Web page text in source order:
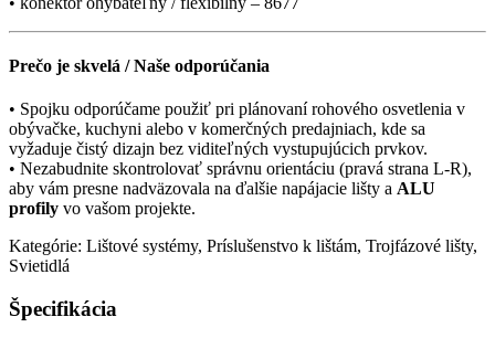
Prečo je skvelá / Naše odporúčania
• Spojku odporúčame použiť pri plánovaní rohového osvetlenia v
obývačke, kuchyni alebo v komerčných predajniach, kde sa
vyžaduje čistý dizajn bez viditeľných vystupujúcich prvkov.
• Nezabudnite skontrolovať správnu orientáciu (pravá strana L-R),
aby vám presne nadväzovala na ďalšie napájacie lišty a ALU
profily vo vašom projekte.
Kategórie: Lištové systémy, Príslušenstvo k lištám, Trojfázové lišty,
Svietidlá
Špecifikácia